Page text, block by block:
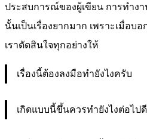
ประสบการณ์ของผู้เขียน การทำง
นั้นเป็นเรื่องยากมาก เพราะเมื่อบ
เราตัดสินใจทุกอย่างให้
เรื่องนี้ต้องลงมือทำยังไงครับ
เกิดแบบนี้ขึ้นควรทำยังไงต่อไป